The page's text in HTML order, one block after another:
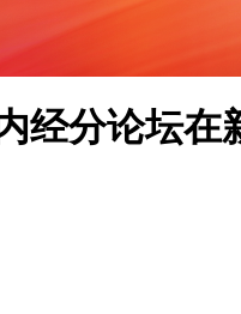
经分论坛在